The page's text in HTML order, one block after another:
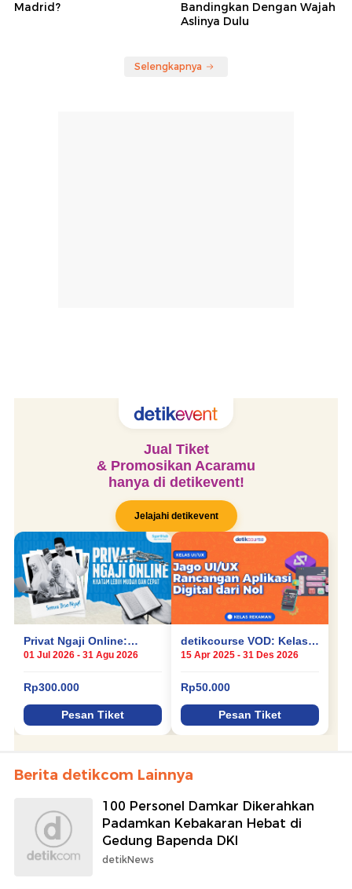
Madrid?
Bandingkan Dengan Wajah
Aslinya Dulu
Selengkapnya
Berita detikcom Lainnya
100 Personel Damkar Dikerahkan
Padamkan Kebakaran Hebat di
Gedung Bapenda DKI
detikNews